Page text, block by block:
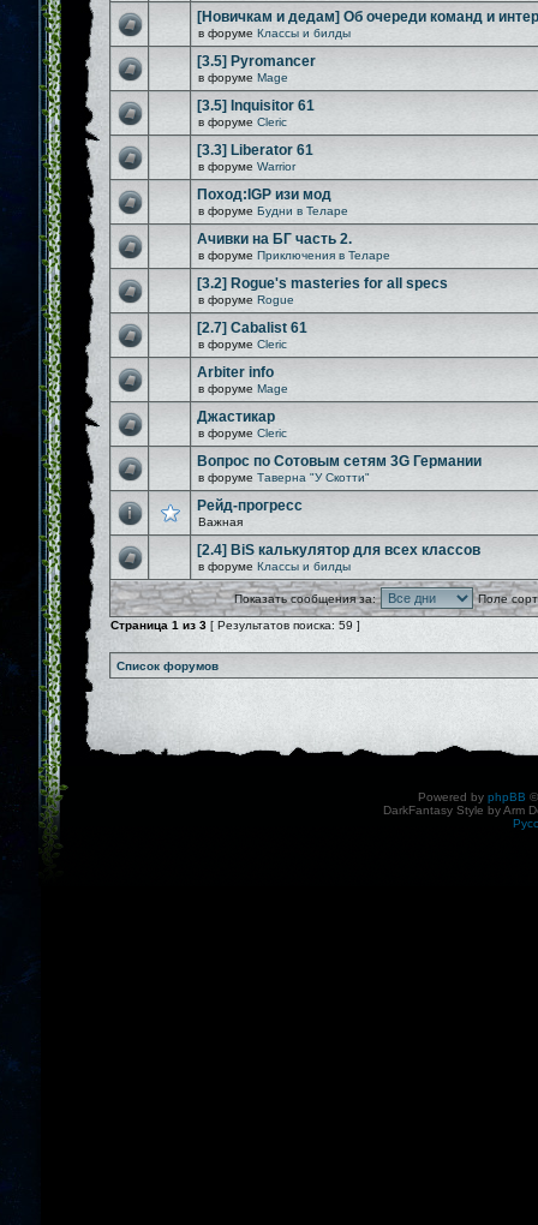
[Новичкам и дедам] Об очереди команд и
в форуме Классы и билды
[3.5] Pyromancer
в форуме Mage
[3.5] Inquisitor 61
в форуме Cleric
[3.3] Liberator 61
в форуме Warrior
Поход:IGP изи мод
в форуме Будни в Теларе
Ачивки на БГ часть 2.
в форуме Приключения в Теларе
[3.2] Rogue's masteries for all specs
в форуме Rogue
[2.7] Cabalist 61
в форуме Cleric
Arbiter info
в форуме Mage
Джастикар
в форуме Cleric
Вопрос по Сотовым сетям 3G Германии
в форуме Таверна "У Скотти"
Рейд-прогресс
Важная
[2.4] BiS калькулятор для всех классов
в форуме Классы и билды
Показать сообщения за:
Поле
Страница 1 из 3 [ Результатов поиска: 59 ]
Список форумов
Powered by phpBB
DarkFantasy Style by Arm